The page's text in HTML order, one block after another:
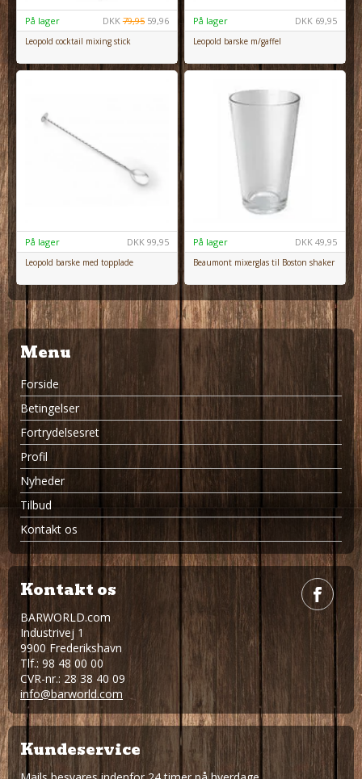
DKK 79,95 59,96
På lager
Leopold cocktail mixing stick
DKK 69,95
På lager
Leopold barske m/gaffel
DKK 99,95
På lager
Leopold barske med topplade
DKK 49,95
På lager
Beaumont mixerglas til Boston shaker
Menu
Forside
Betingelser
Fortrydelsesret
Profil
Nyheder
Tilbud
Kontakt os
Kontakt os
BARWORLD.com
Industrivej 1
9900 Frederikshavn
Tlf.: 98 48 00 00
CVR-nr.: 28 38 40 09
info@barworld.com
Kundeservice